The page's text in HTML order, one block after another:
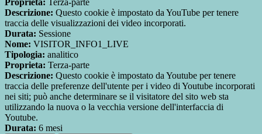
Proprieta: Terza-parte
Descrizione: Questo cookie è impostato da YouTube per tenere
traccia delle visualizzazioni dei video incorporati.
Durata: Sessione
Nome: VISITOR_INFO1_LIVE
Tipologia: analitico
Proprieta: Terza-parte
Descrizione: Questo cookie è impostato da Youtube per tenere
traccia delle preferenze dell'utente per i video di Youtube incorporati
nei siti; può anche determinare se il visitatore del sito web sta
utilizzando la nuova o la vecchia versione dell'interfaccia di
Youtube.
Durata: 6 mesi